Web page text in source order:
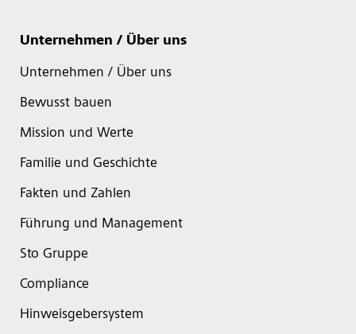
Unternehmen / Über uns
Unternehmen / Über uns
Bewusst bauen
Mission und Werte
Familie und Geschichte
Fakten und Zahlen
Führung und Management
Sto Gruppe
Compliance
Hinweisgebersystem